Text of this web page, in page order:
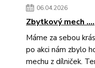
06.04.2026
Zbytkový mech ....
Máme za sebou
po akci nám zbylo
mechu z dílniček.